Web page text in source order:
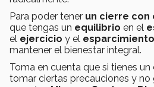
Para poder tener un cierre con
que tengas un equilibrio en el
el ejercicio y el esparcimiento
mantener el bienestar integral.
Toma en cuenta que si tienes
tomar ciertas precauciones y